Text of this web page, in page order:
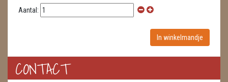
READING EN PERSOONLIJK ADVIES
SELENIET
Aantal:
CONTACT